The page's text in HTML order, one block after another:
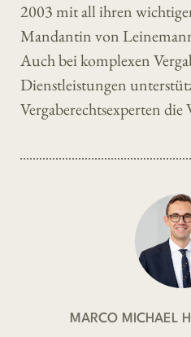
2003 mit all ihren
Mandantin von
Auch bei komplexen
Dienstleistungen
Vergaberechtsexperten die
MARCO MICHAEL